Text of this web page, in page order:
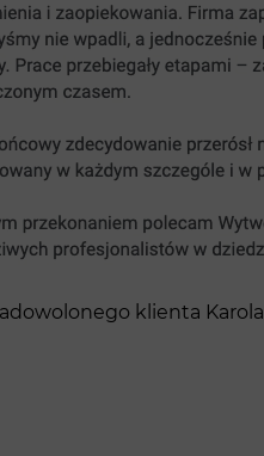
klienta Karola